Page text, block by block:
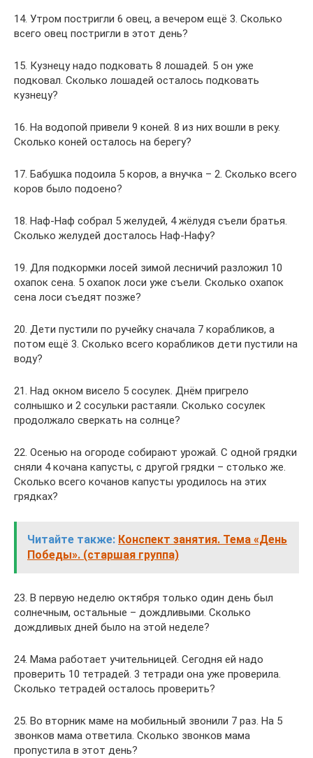
14. Утром постригли 6 овец, а вечером ещё 3. Сколько
всего овец постригли в этот день?
15. Кузнецу надо подковать 8 лошадей. 5 он уже
подковал. Сколько лошадей осталось подковать
кузнецу?
16. На водопой привели 9 коней. 8 из них вошли в реку.
Сколько коней осталось на берегу?
17. Бабушка подоила 5 коров, а внучка – 2. Сколько всего
коров было подоено?
18. Наф-Наф собрал 5 желудей, 4 жёлудя съели братья.
Сколько желудей досталось Наф-Нафу?
19. Для подкормки лосей зимой лесничий разложил 10
охапок сена. 5 охапок лоси уже съели. Сколько охапок
сена лоси съедят позже?
20. Дети пустили по ручейку сначала 7 корабликов, а
потом ещё 3. Сколько всего корабликов дети пустили на
воду?
21. Над окном висело 5 сосулек. Днём пригрело
солнышко и 2 сосульки растаяли. Сколько сосулек
продолжало сверкать на солнце?
22. Осенью на огороде собирают урожай. С одной грядки
сняли 4 кочана капусты, с другой грядки – столько же.
Сколько всего кочанов капусты уродилось на этих
грядках?
Читайте также: Конспект занятия. Тема «День
Победы». (старшая группа)
23. В первую неделю октября только один день был
солнечным, остальные – дождливыми. Сколько
дождливых дней было на этой неделе?
24. Мама работает учительницей. Сегодня ей надо
проверить 10 тетрадей. 3 тетради она уже проверила.
Сколько тетрадей осталось проверить?
25. Во вторник маме на мобильный звонили 7 раз. На 5
звонков мама ответила. Сколько звонков мама
пропустила в этот день?